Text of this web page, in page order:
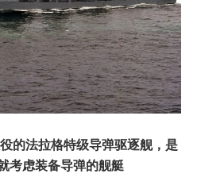
的法拉格特级导弹驱逐舰，是
考虑装备导弹的舰艇